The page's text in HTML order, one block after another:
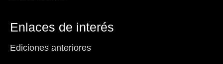
Enlaces de interés
Ediciones anteriores